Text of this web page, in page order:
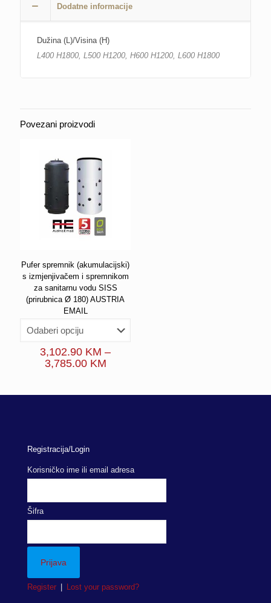
Dodatne informacije
Dužina (L)/Visina (H)
L400 H1800, L500 H1200, H600 H1200, L600 H1800
Povezani proizvodi
Pufer spremnik (akumulacijski)
s izmjenjivačem i spremnikom
za sanitarnu vodu SISS
(prirubnica Ø 180) AUSTRIA
EMAIL
3,102.90 KM –
3,785.00 KMPrice
through
Registracija/Login
Korisničko ime ili email adresa
Šifra
Register Lost your password?